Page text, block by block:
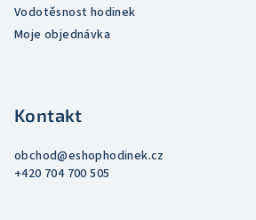
Vodotěsnost hodinek
Moje objednávka
Kontakt
obchod@eshophodinek.cz
+420 704 700 505